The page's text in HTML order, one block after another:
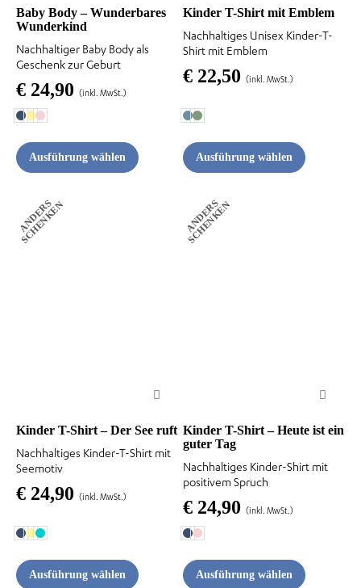
Baby Body – Wunderbares
Wunderkind
Nachhaltiger Baby Body als
Geschenk zur Geburt
€ 24,90 (inkl. MwSt.)
Ausführung wählen
der
Produktseite
gewählt
Kinder T-Shirt mit Emblem
Nachhaltiges Unisex Kinder-T-
Shirt mit Emblem
€22,50 (inkl. MwSt.)
Ausführung wählen
der
Produktseite
gewählt
werden
A
N
D
E
R
S
S
C
H
E
N
K
E
N
Kinder T-Shirt – Der See ruft
Nachhaltiges Kinder-T-Shirt mit
Seemotiv
€ 24,90 (inkl. MwSt.)
Ausführung wählen
Dieses
Produkt
der
Produktseite
gewählt
werden
A
N
D
E
R
S
S
C
H
E
N
K
E
N
Kinder T-Shirt – Heute ist ein
guter Tag
Nachhaltiges Kinder-Shirt mit
positivem Spruch
€24,90 (inkl. MwSt.)
Ausführung wählen
Dieses
Produkt
der
Produktseite
gewählt
werden